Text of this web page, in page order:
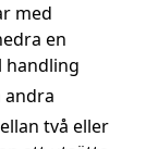
med
en
handling
andra
två eller